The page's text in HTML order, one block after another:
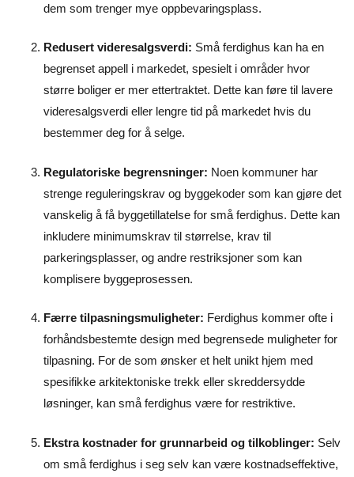
dem som trenger mye oppbevaringsplass.
Redusert videresalgsverdi: Små ferdighus kan ha en
begrenset appell i markedet, spesielt i områder hvor
større boliger er mer ettertraktet. Dette kan føre til lavere
videresalgsverdi eller lengre tid på markedet hvis du
bestemmer deg for å selge.
Regulatoriske begrensninger: Noen kommuner har
strenge reguleringskrav og byggekoder som kan gjøre det
vanskelig å få byggetillatelse for små ferdighus. Dette kan
inkludere minimumskrav til størrelse, krav til
parkeringsplasser, og andre restriksjoner som kan
komplisere byggeprosessen.
Færre tilpasningsmuligheter: Ferdighus kommer ofte i
forhåndsbestemte design med begrensede muligheter for
tilpasning. For de som ønsker et helt unikt hjem med
spesifikke arkitektoniske trekk eller skreddersydde
løsninger, kan små ferdighus være for restriktive.
Ekstra kostnader for grunnarbeid og tilkoblinger: Selv
om små ferdighus i seg selv kan være kostnadseffektive,